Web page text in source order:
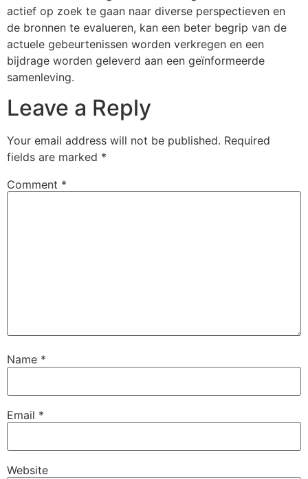
actief op zoek te gaan naar diverse perspectieven en
de bronnen te evalueren, kan een beter begrip van de
actuele gebeurtenissen worden verkregen en een
bijdrage worden geleverd aan een geïnformeerde
samenleving.
Leave a Reply
Your email address will not be published. Required
fields are marked *
Comment *
Name *
Email *
Website